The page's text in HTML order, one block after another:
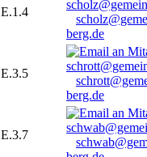
E.1.4
berg.de
E.3.5
berg.de
E.3.7